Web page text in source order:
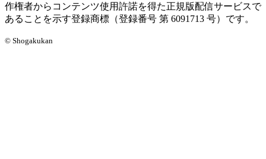
作権者からコンテンツ使用許諾を得た正規版配信サービスで
あることを示す登録商標（登録番号 第 6091713 号）です。
© Shogakukan